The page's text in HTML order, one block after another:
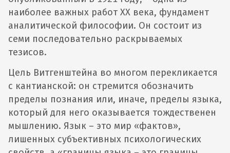
наиболее важных работ ХХ века, фундамент
аналитической философии. Он состоит из
семи последовательно раскрываемых
тезисов.
Цель Витгенштейна во многом перекликается
с кантианской: он стремится обозначить
пределы познания или, иначе, пределы языка,
который для него оказывается тождественен
мышлению. Язык – это мир «фактов»,
лишенных субъективных психологических